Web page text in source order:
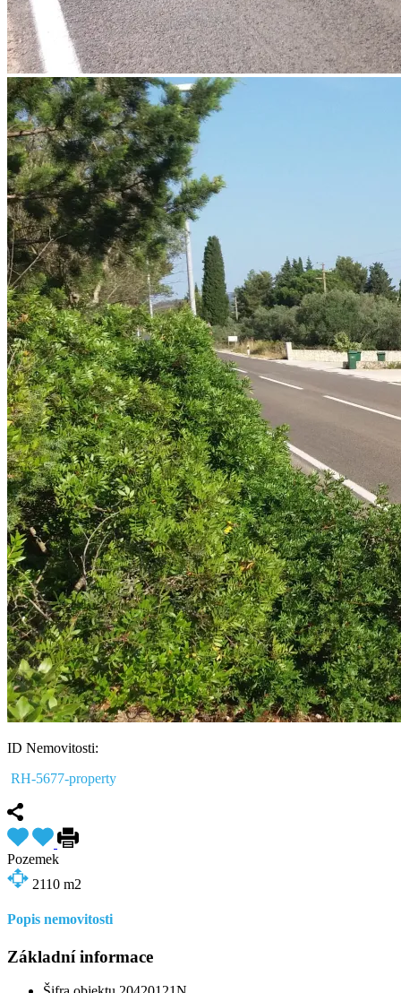
ID Nemovitosti:
RH-5677-property
Pozemek
2110 m2
Popis nemovitosti
Základní informace